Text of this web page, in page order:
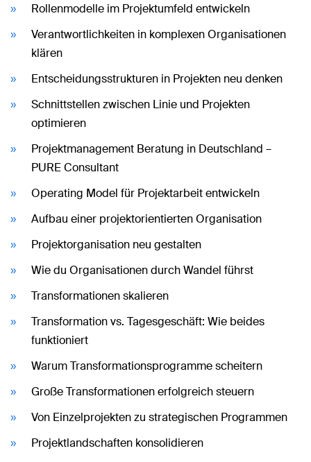
Rollenmodelle im Projektumfeld entwickeln
Verantwortlichkeiten in komplexen Organisationen
klären
Entscheidungsstrukturen in Projekten neu denken
Schnittstellen zwischen Linie und Projekten
optimieren
Projektmanagement Beratung in Deutschland –
PURE Consultant
Operating Model für Projektarbeit entwickeln
Aufbau einer projektorientierten Organisation
Projektorganisation neu gestalten
Wie du Organisationen durch Wandel führst
Transformationen skalieren
Transformation vs. Tagesgeschäft: Wie beides
funktioniert
Warum Transformationsprogramme scheitern
Große Transformationen erfolgreich steuern
Von Einzelprojekten zu strategischen Programmen
Projektlandschaften konsolidieren